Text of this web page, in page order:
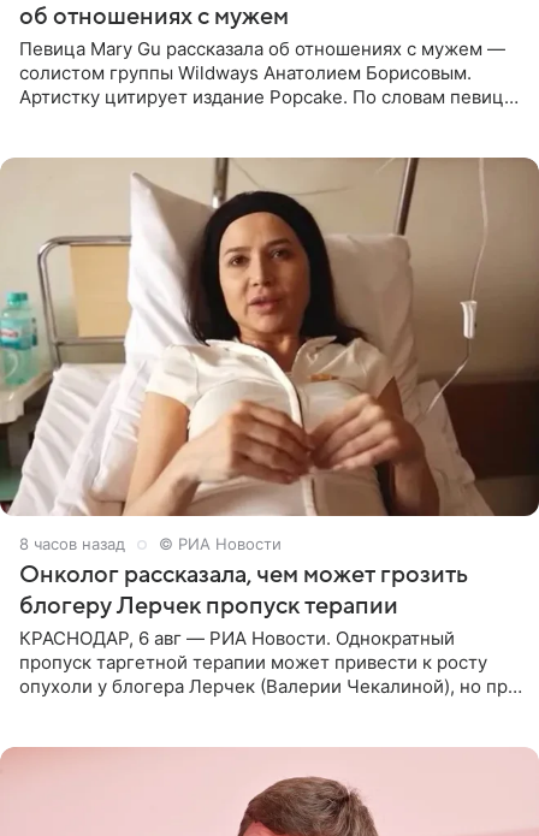
об отношениях с мужем
Певица Mary Gu рассказала об отношениях с мужем —
солистом группы Wildways Анатолием Борисовым.
Артистку цитирует издание Popcake. По словам певицы,
8 часов назад © РИА Новости
Онколог рассказала, чем может грозить
блогеру Лерчек пропуск терапии
КРАСНОДАР, 6 авг — РИА Новости. Однократный
пропуск таргетной терапии может привести к росту
опухоли у блогера Лерчек (Валерии Чекалиной), но при